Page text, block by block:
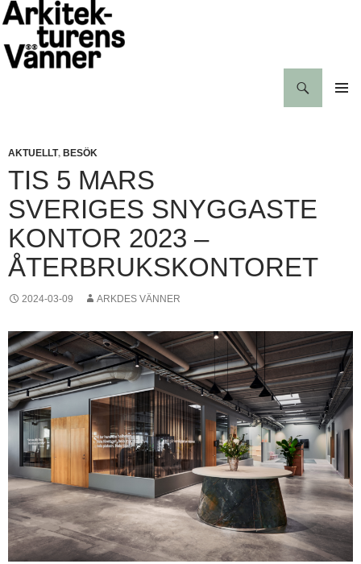
Hoppa
till
innehåll
AKTUELLT, BESÖK
TIS 5 MARS
SVERIGES SNYGGASTE
KONTOR 2023 –
ÅTERBRUKSKONTORET
2024-03-09 ARKDES VÄNNER